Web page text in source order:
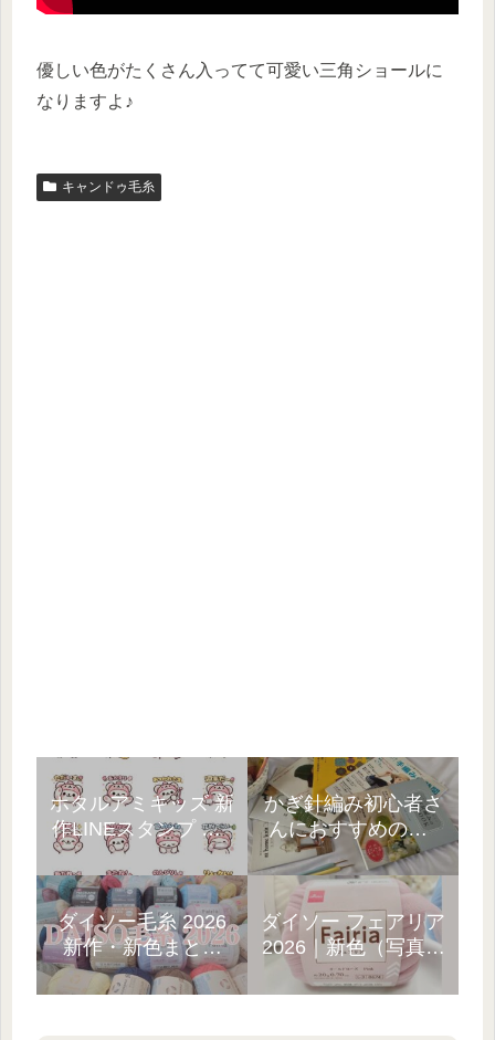
優しい色がたくさん入ってて可愛い三角ショールに
なりますよ♪
キャンドゥ毛糸
ホタルアミキッズ 新
作LINEスタンプ 第1
弾｜3種類ラインナ
ップ☆
かぎ針編み初心者さ
んにおすすめの本5
選!10年以上の経験者
が厳選
ダイソー毛糸 2026
新作・新色まとめ
「見つけたら即カ
ゴ!」
ダイソー フェアリア
2026｜新色（写真）
と、売ってない…
GETまでの話